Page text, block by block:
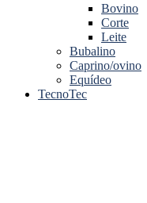
Bovino
Corte
Leite
Bubalino
Caprino/ovino
Equídeo
TecnoTec